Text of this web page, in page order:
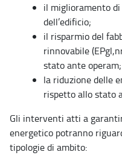
il miglioramento
dell’edificio;
il risparmio del
rinnovabile
stato ante operam;
la riduzione delle
rispetto allo stato
Gli interventi atti a
energetico potranno
tipologie di ambito: